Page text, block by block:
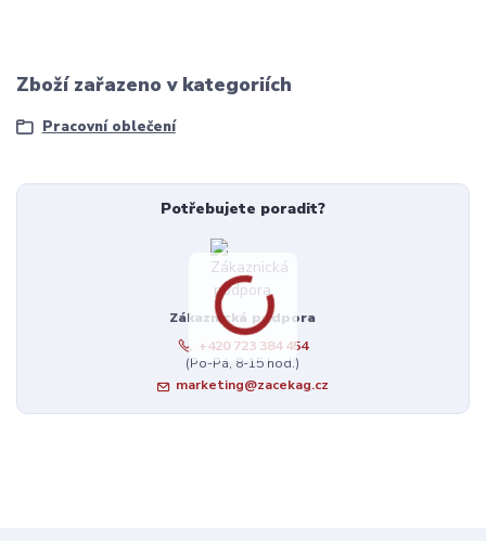
Zboží zařazeno v kategoriích
Pracovní oblečení
Potřebujete poradit?
Zákaznická podpora
+420 723 384 454
(Po-Pá, 8-15 hod.)
marketing@zacekag.cz